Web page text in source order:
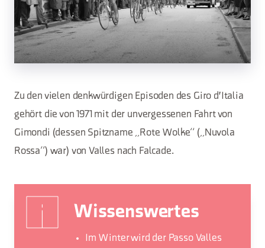
Zu den vielen denkwürdigen Episoden des Giro d'Italia
gehört die von 1971 mit der unvergessenen Fahrt von
Gimondi (dessen Spitzname „Rote Wolke“ („Nuvola
Rossa“) war) von Valles nach Falcade.
Wissenswertes
Im Winter wird der Passo Valles